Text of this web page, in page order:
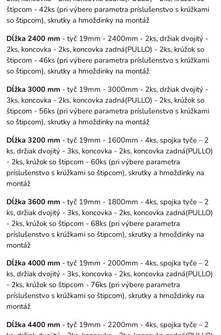
štipcom - 42ks (pri výbere parametra príslušenstvo s krúžkami
so štipcom), skrutky a hmoždinky na montáž
Dĺžka 2400 mm - tyč 19mm - 2400mm - 2ks, držiak dvojitý -
2ks, koncovka - 2ks, koncovka zadná(PULLO) - 2ks, krúžok so
štipcom - 46ks (pri výbere parametra príslušenstvo s krúžkami
so štipcom), skrutky a hmoždinky na montáž
Dĺžka 3000 mm - tyč 19mm - 3000mm - 2ks, držiak dvojitý -
3ks, koncovka - 2ks, koncovka zadná(PULLO) - 2ks, krúžok so
štipcom - 56ks (pri výbere parametra príslušenstvo s krúžkami
so štipcom), skrutky a hmoždinky na montáž
Dĺžka 3200 mm - tyč 19mm - 1600mm - 4ks, spojka tyče – 2
ks, držiak dvojitý - 3ks, koncovka - 2ks, koncovka zadná(PULLO)
- 2ks, krúžok so štipcom - 60ks (pri výbere parametra
príslušenstvo s krúžkami so štipcom), skrutky a hmoždinky na
montáž
Dĺžka 3600 mm - tyč 19mm - 1800mm - 4ks, spojka tyče – 2
ks, držiak dvojitý - 3ks, koncovka - 2ks, koncovka zadná(PULLO)
- 2ks, krúžok so štipcom - 68ks (pri výbere parametra
príslušenstvo s krúžkami so štipcom), skrutky a hmoždinky na
montáž
Dĺžka 4000 mm - tyč 19mm - 2000mm - 4ks, spojka tyče – 2
ks, držiak dvojitý - 3ks, koncovka - 2ks, koncovka zadná(PULLO)
- 2ks, krúžok so štipcom - 76ks (pri výbere parametra
príslušenstvo s krúžkami so štipcom), skrutky a hmoždinky na
montáž
Dĺžka 4400 mm - tyč 19mm - 2200mm - 4ks, spojka tyče – 2